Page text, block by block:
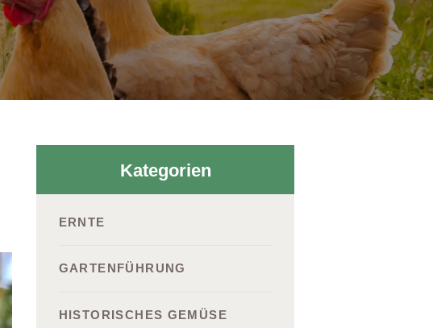
Kategorien
ERNTE
GARTENFÜHRUNG
HISTORISCHES GEMÜSE